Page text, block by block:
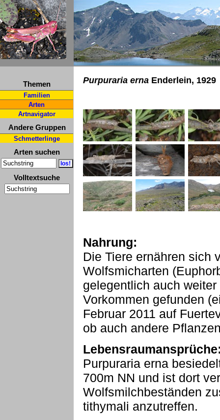
Themen
Familien
Arten
Artnavigator
Andere Gruppen
Schmetterlinge
Arten suchen
Volltextsuche
Purpuraria erna Enderlein, 1929
Nahrung:
Die Tiere ernähren sich
Wolfsmicharten
gelegentlich auch
Vorkommen gefunden
Februar 2011 auf
ob auch andere
Purpuraria erna
700m NN und ist dort
Wolfsmilchbeständen
tithymali anzutreffen.